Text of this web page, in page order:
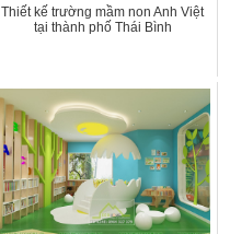
Thiết kế trường mầm non Anh Việt
tại thành phố Thái Bình